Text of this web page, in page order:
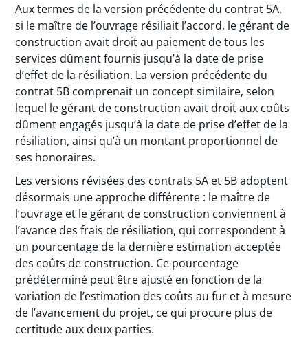
Aux termes de la version précédente du contrat 5A,
si le maître de l’ouvrage résiliait l’accord, le gérant de
construction avait droit au paiement de tous les
services dûment fournis jusqu’à la date de prise
d’effet de la résiliation. La version précédente du
contrat 5B comprenait un concept similaire, selon
lequel le gérant de construction avait droit aux coûts
dûment engagés jusqu’à la date de prise d’effet de la
résiliation, ainsi qu’à un montant proportionnel de
ses honoraires.
Les versions révisées des contrats 5A et 5B adoptent
désormais une approche différente : le maître de
l’ouvrage et le gérant de construction conviennent à
l’avance des frais de résiliation, qui correspondent à
un pourcentage de la dernière estimation acceptée
des coûts de construction. Ce pourcentage
prédéterminé peut être ajusté en fonction de la
variation de l’estimation des coûts au fur et à mesure
de l’avancement du projet, ce qui procure plus de
certitude aux deux parties.